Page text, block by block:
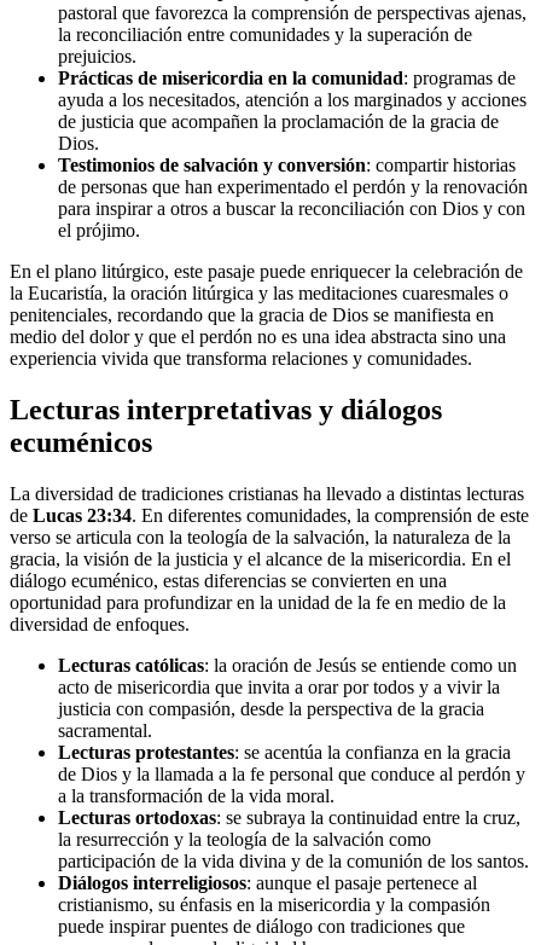
pastoral que favorezca la comprensión de perspectivas ajenas,
la reconciliación entre comunidades y la superación de
prejuicios.
Prácticas de misericordia en la comunidad: programas de
ayuda a los necesitados, atención a los marginados y acciones
de justicia que acompañen la proclamación de la gracia de
Dios.
Testimonios de salvación y conversión: compartir historias
de personas que han experimentado el perdón y la renovación
para inspirar a otros a buscar la reconciliación con Dios y con
el prójimo.
En el plano litúrgico, este pasaje puede enriquecer la celebración de
la Eucaristía, la oración litúrgica y las meditaciones cuaresmales o
penitenciales, recordando que la gracia de Dios se manifiesta en
medio del dolor y que el perdón no es una idea abstracta sino una
experiencia vivida que transforma relaciones y comunidades.
Lecturas interpretativas y diálogos
ecuménicos
La diversidad de tradiciones cristianas ha llevado a distintas lecturas
de Lucas 23:34. En diferentes comunidades, la comprensión de este
verso se articula con la teología de la salvación, la naturaleza de la
gracia, la visión de la justicia y el alcance de la misericordia. En el
diálogo ecuménico, estas diferencias se convierten en una
oportunidad para profundizar en la unidad de la fe en medio de la
diversidad de enfoques.
Lecturas católicas: la oración de Jesús se entiende como un
acto de misericordia que invita a orar por todos y a vivir la
justicia con compasión, desde la perspectiva de la gracia
sacramental.
Lecturas protestantes: se acentúa la confianza en la gracia
de Dios y la llamada a la fe personal que conduce al perdón y
a la transformación de la vida moral.
Lecturas ortodoxas: se subraya la continuidad entre la cruz,
la resurrección y la teología de la salvación como
participación de la vida divina y de la comunión de los santos.
Diálogos interreligiosos: aunque el pasaje pertenece al
cristianismo, su énfasis en la misericordia y la compasión
puede inspirar puentes de diálogo con tradiciones que